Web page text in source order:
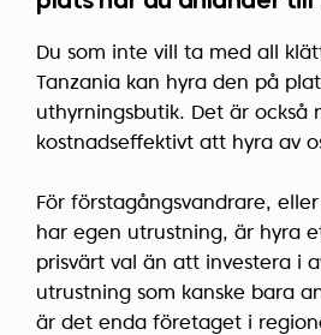
Du som inte vill ta med all
Tanzania kan hyra den på
uthyrningsbutik. Det är också
kostnadseffektivt att hyra av
För förstagångsvandrare,
har egen utrustning, är hyra
prisvärt val än att investera i
utrustning som kanske bara
är det enda företaget i